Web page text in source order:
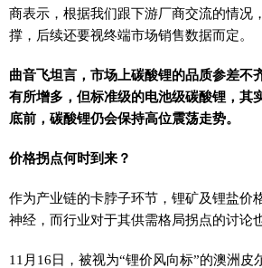
商表示，根据我们跟下游厂商交流的情况
撑，后续还要视终端市场销售数据而定。
曲音飞坦言，市场上碳酸锂的品质参差不
有所增多，但标准级的电池级碳酸锂，其
底前，碳酸锂仍会保持高位震荡走势。
价格拐点何时到来？
作为产业链的卡脖子环节，锂矿及锂盐价
神经，而行业对于其供需格局拐点的讨论
11月16日，被视为“锂价风向标”的澳洲皮